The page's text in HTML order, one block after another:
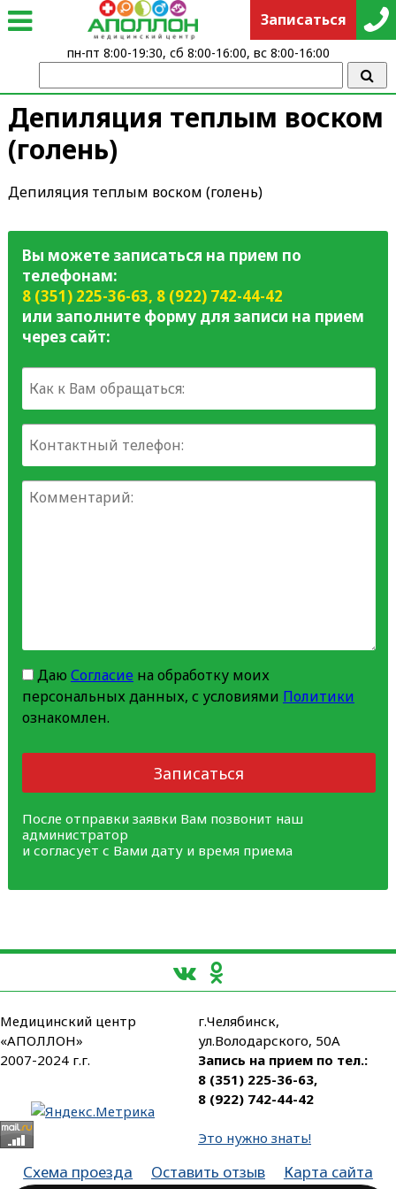
Депиляция теплым воском
(голень)
Депиляция теплым воском (голень)
Вы можете записаться на прием по
телефонам:
8 (351) 225-36-63, 8 (922) 742-44-42
или заполните форму для записи на прием
через сайт:
Даю Согласиена обработку моих
персональных данных, с условиями Политики
ознакомлен.
Записаться
После отправки заявки Вам позвонит наш
администратор
и согласует с Вами дату и время приема
Медицинский центр
«АПОЛЛОН»
2007-2024 г.г.
г.Челябинск,
ул.Володарского, 50А
Запись на прием по тел.:
8 (351) 225-36-63,
8 (922) 742-44-42
Это нужно знать!
Схема проезда Оставить отзыв
Карта сайта
Записаться
пн-пт 8:00-19:30, сб 8:00-16:00, вс 8:00-16:00